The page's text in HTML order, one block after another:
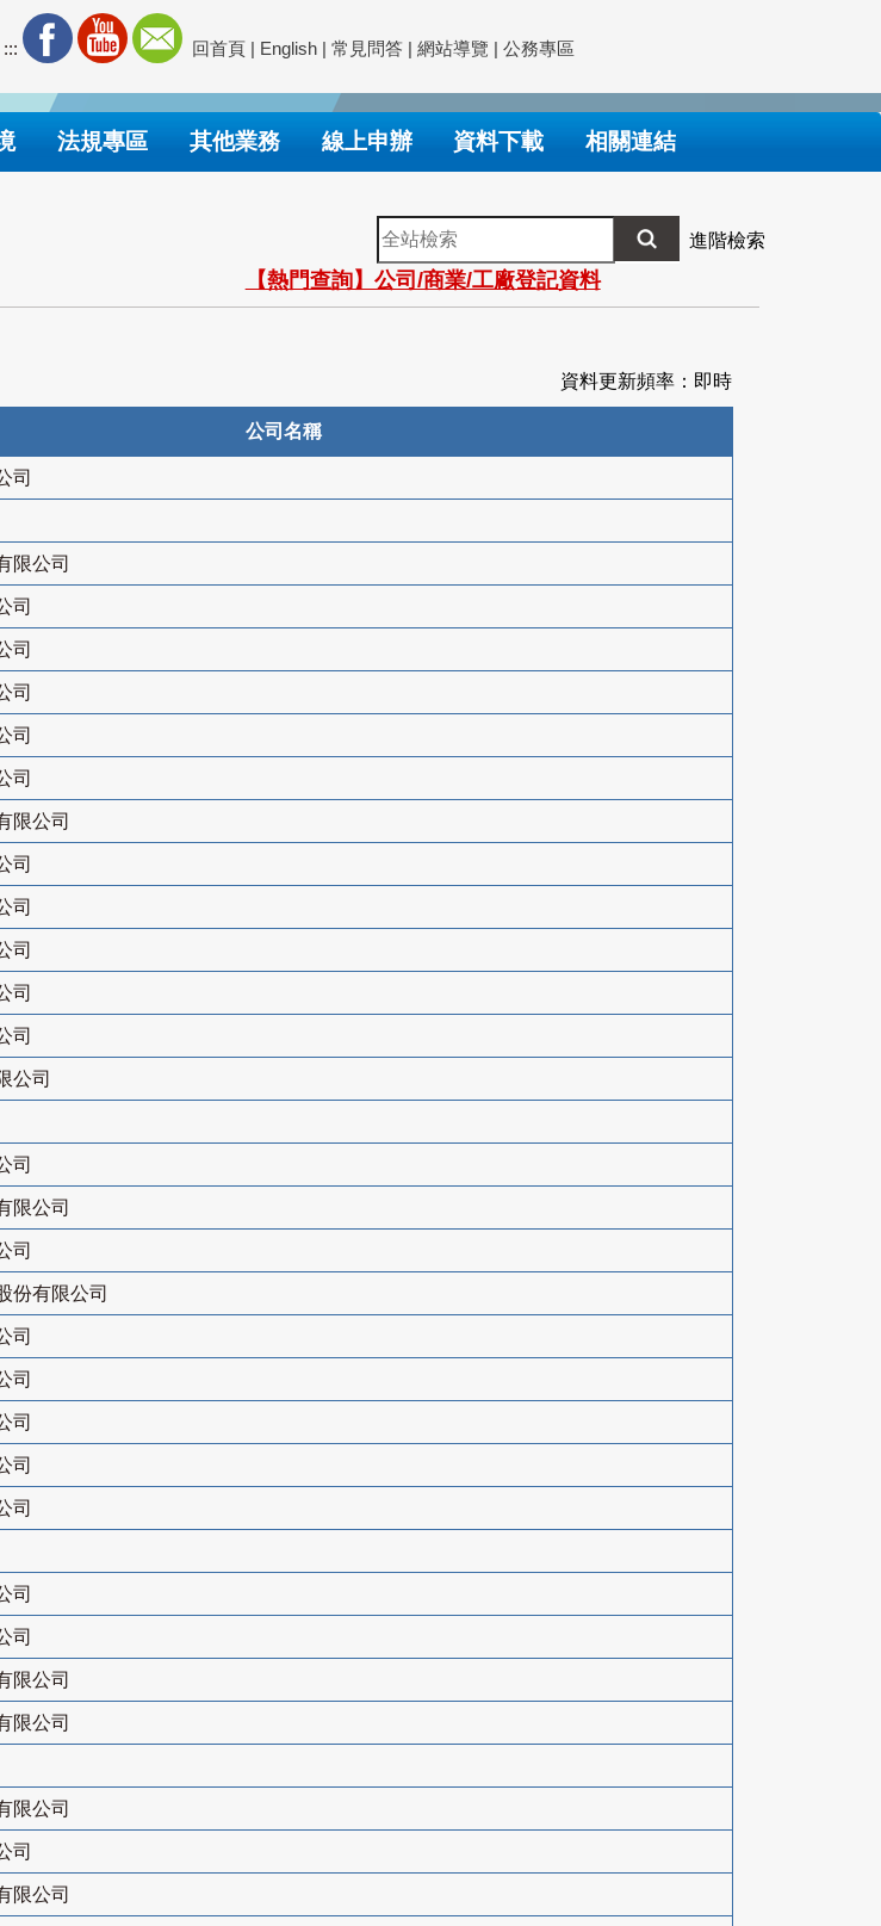
::: 回首頁 | English | 常見問答 | 網站導覽 | 公務專區
法規專區 其他業務 線上申辦 資料下載 相關連結
全
站
檢
索
進階檢索
【熱門查詢】公司/商業/工廠登記資料
資料更新頻率：即時
公司名稱
司
限公司
司
司
司
司
司
限公司
司
司
司
司
司
公司
司
限公司
司
份有限公司
司
司
司
司
司
司
司
限公司
限公司
限公司
司
限公司